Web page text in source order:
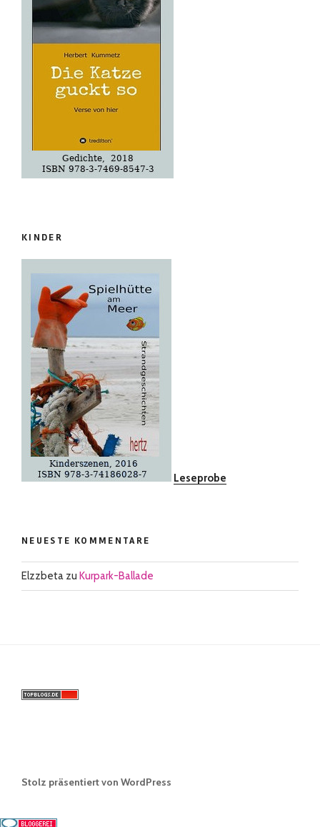
KINDER
Leseprobe
NEUESTE KOMMENTARE
Elzzbeta zu Kurpark-Ballade
Stolz präsentiert von WordPress